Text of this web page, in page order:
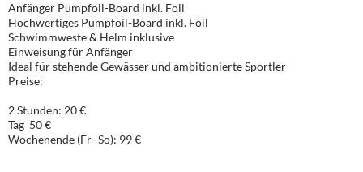
Anfänger Pumpfoil-Board inkl. Foil
Hochwertiges Pumpfoil-Board inkl. Foil
Schwimmweste & Helm inklusive
Einweisung für Anfänger
Ideal für stehende Gewässer und ambitionierte Sportler
Preise:
2 Stunden: 20 €
Tag 50 €
Wochenende (Fr–So): 99 €